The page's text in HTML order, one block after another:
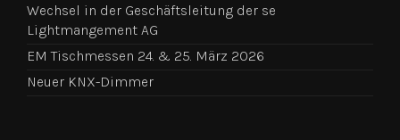
Wechsel in der Geschäftsleitung der se
Lightmangement AG
EM Tischmessen 24. & 25. März 2026
Neuer KNX-Dimmer